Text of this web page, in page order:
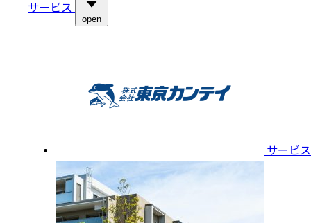
サービス
open
サービス